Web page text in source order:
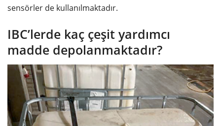
sensörler de kullanılmaktadır.
IBC’lerde kaç çeşit yardımcı
madde depolanmaktadır?